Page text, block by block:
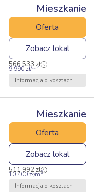
Mieszkanie
Oferta
Zobacz lokal
566 533 zł
9 990zł/m2
Informacja o kosztach
Mieszkanie
Oferta
Zobacz lokal
511 992zł
10 400zł/m2
Informacja o kosztach